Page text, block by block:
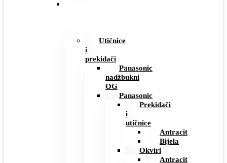
Utičnice
i
prekidači
Panasonic
nadžbukni
OG
Panasonic
Prekidači
i
utičnice
Antracit
Bijela
Okviri
Antracit